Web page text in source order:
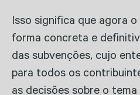
Isso significa que agora
forma concreta e
das subvenções, cujo
para todos os
as decisões sobre o